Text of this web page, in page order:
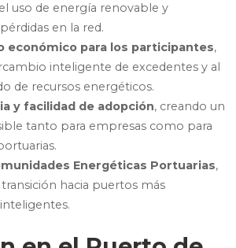
uso de energía renovable y
en la red.
económico para los participantes,
inteligente de excedentes y al
de recursos energéticos.
y facilidad de adopción, creando un
tanto para empresas como para
Energéticas Portuarias,
hacia puertos más